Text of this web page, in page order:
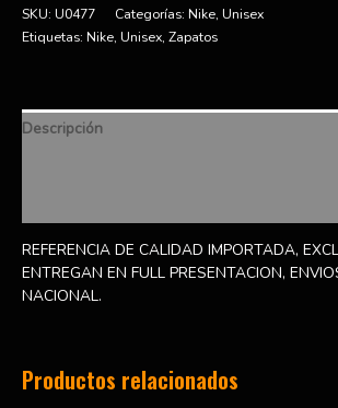
SKU: U0477 Categorías: Nike, Unisex
Etiquetas: Nike, Unisex, Zapatos
Descripción
REFERENCIA DE CALIDAD IMPORTADA,
ENTREGAN EN FULL PRESENTACION,
NACIONAL.
Productos relacionados